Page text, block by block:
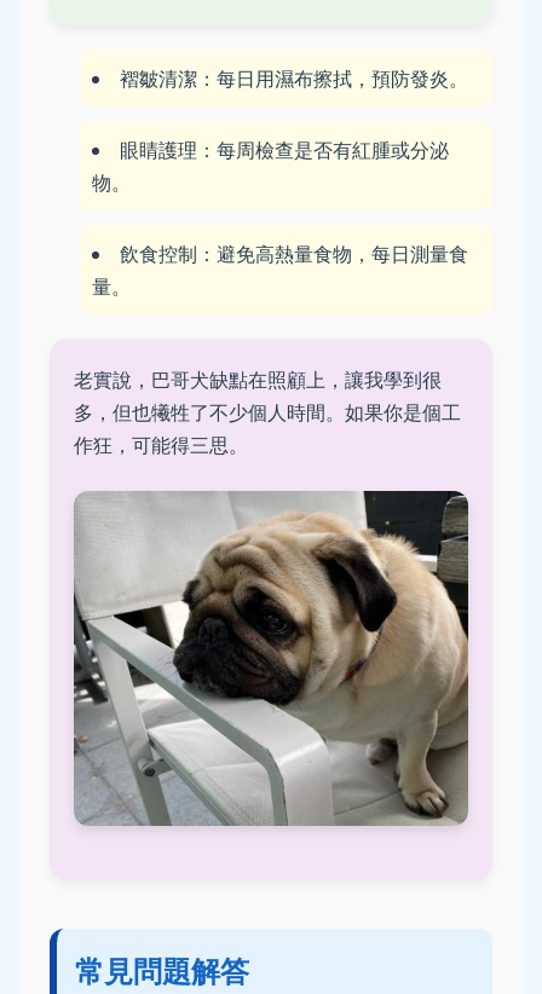
褶皺清潔：每日用濕布擦拭，預防發炎。
眼睛護理：每周檢查是否有紅腫或分泌
物。
飲食控制：避免高熱量食物，每日測量食
量。
老實說，巴哥犬缺點在照顧上，讓我學到很
多，但也犧牲了不少個人時間。如果你是個工
作狂，可能得三思。
常見問題解答